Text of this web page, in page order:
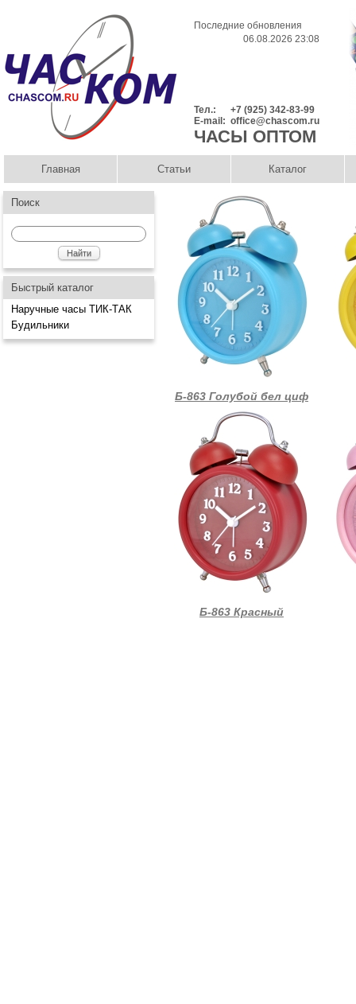
Последние обновления
06.08.2026 23:08
Тел.:
+7 (925) 342-83-99
E-mail: office@chascom.ru
ЧАСЫ ОПТОМ
Главная Статьи Каталог
Поиск
Быстрый каталог
Наручные часы ТИК-ТАК
Будильники
Б-863 Голубой бел циф
Б-863 Красный